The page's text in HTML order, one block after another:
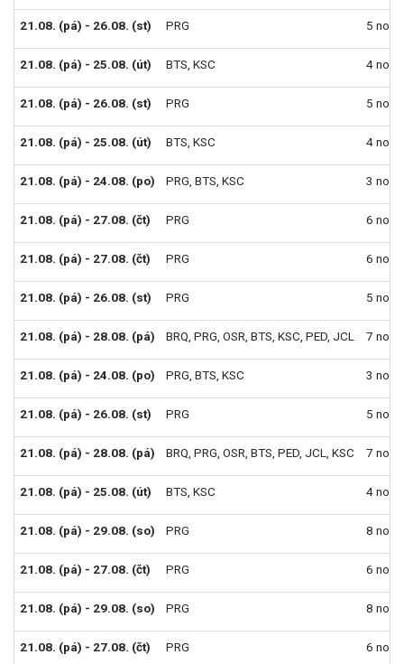
21.08. (pá) - 26.08. (st) PRG 5 nocí
21.08. (pá) - 25.08. (út) BTS KSC 4 noci
21.08. (pá) - 26.08. (st) PRG 5 nocí
21.08. (pá) - 25.08. (út) BTS KSC 4 noci
21.08. (pá) - 24.08. (po) PRG BTS KSC 3 noci
21.08. (pá) - 27.08. (čt) PRG 6 nocí
21.08. (pá) - 27.08. (čt) PRG 6 nocí
21.08. (pá) - 26.08. (st) PRG 5 nocí
21.08. (pá) - 28.08. (pá) BRQ PRG OSR BTS KSC PED JCL 7 nocí
21.08. (pá) - 24.08. (po) PRG BTS KSC 3 noci
21.08. (pá) - 26.08. (st) PRG 5 nocí
21.08. (pá) - 28.08. (pá) BRQ PRG OSR BTS PED JCL KSC 7 nocí
21.08. (pá) - 25.08. (út) BTS KSC 4 noci
21.08. (pá) - 29.08. (so) PRG 8 nocí
21.08. (pá) - 27.08. (čt) PRG 6 nocí
21.08. (pá) - 29.08. (so) PRG 8 nocí
21.08. (pá) - 27.08. (čt) PRG 6 nocí